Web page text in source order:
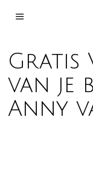
Gratis
van je
Anny